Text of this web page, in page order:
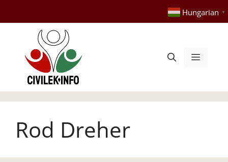
tartalomba
Hungarian ▼
Menü
Rod Dreher